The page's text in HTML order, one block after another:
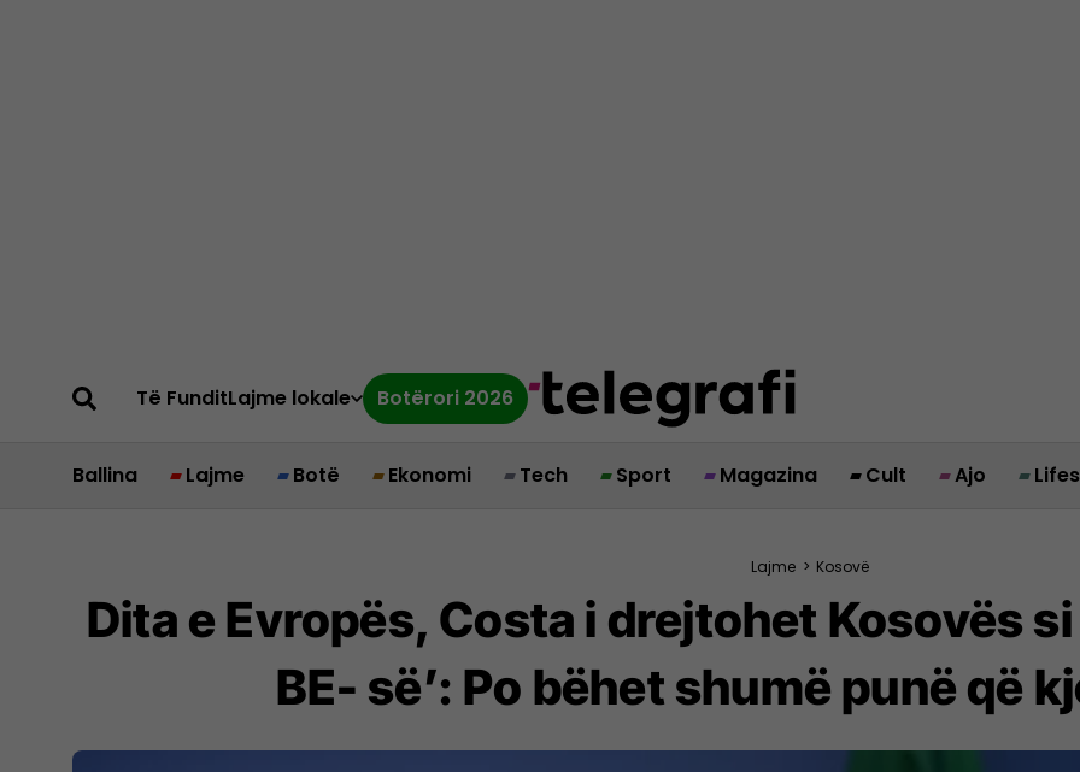
Të FunditLajme lokale Botërori 2026
Ballina Lajme Botë Ekonomi Tech Sport Magazina Cult Ajo
Lajme > Kosovë
Dita e Evropës, Costa i drejtohet Kosovës
BE- së’: Po bëhet shumë punë që